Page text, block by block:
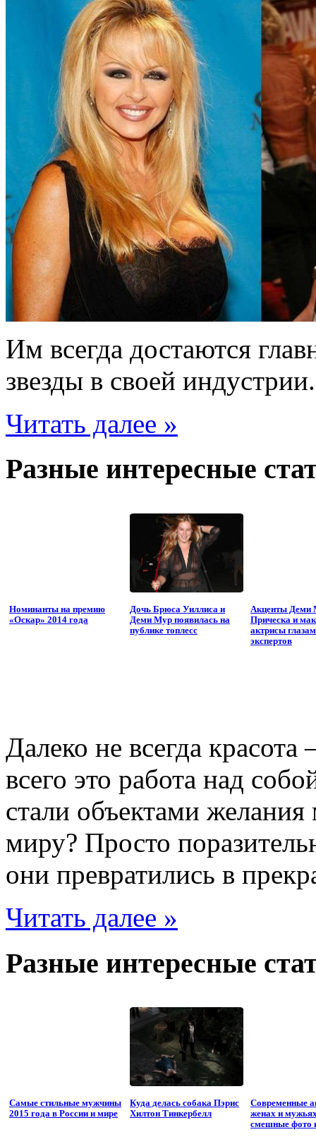
Им всегда достаются
звезды в своей индустрии.
Читать далее »
Разные интересные
Номинанты на премию
«Оскар» 2014 года
Дочь Брюса Уиллиса и
Деми Мур появилась на
публике топлесс
Акценты Деми
Прическа и
актрисы
экспертов
Далеко не всегда
всего это работа над
стали объектами
миру? Просто
они превратились в
Читать далее »
Разные интересные
Самые стильные мужчины
2015 года в России и мире
Куда делась собака Пэрис
Хилтон Тинкербелл
Современные
женах и
смешные фото